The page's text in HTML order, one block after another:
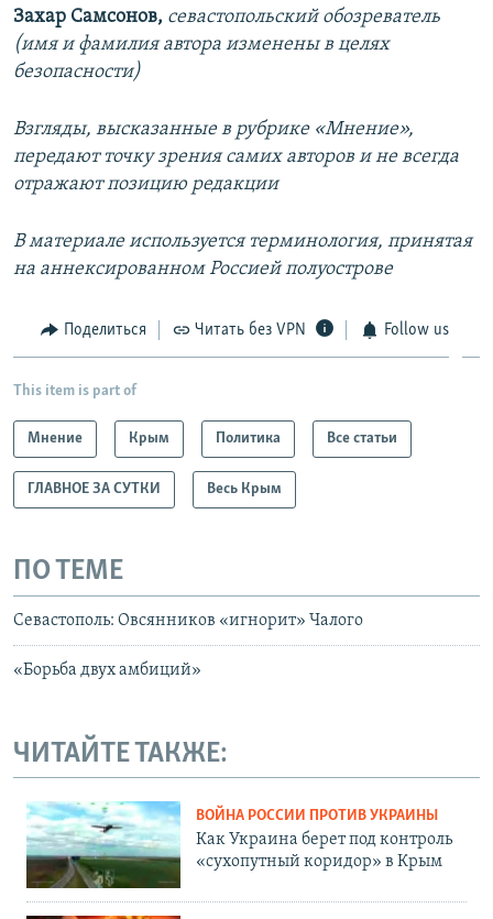
Захар Самсонов, севастопольский обозреватель
(имя и фамилия автора изменены в целях
безопасности)
Взгляды, высказанные в рубрике «Мнение»,
передают точку зрения самих авторов и не всегда
отражают позицию редакции
В материале используется терминология, принятая
на аннексированном Россией полуострове
Поделиться Читать без VPN Follow us
This item is part of
Мнение Крым Политика Все статьи
ГЛАВНОЕ ЗА СУТКИ Весь Крым
ПО ТЕМЕ
Севастополь: Овсянников «игнорит» Чалого
«Борьба двух амбиций»
ЧИТАЙТЕ ТАКЖЕ:
ВОЙНА РОССИИ ПРОТИВ УКРАИНЫ
Как Украина берет под контроль
«сухопутный коридор» в Крым